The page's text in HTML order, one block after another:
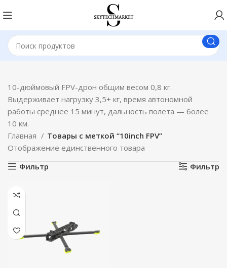
10-дюймовый FPV-дрон общим весом 0,8 кг.
Выдерживает нагрузку 3,5+ кг, время автономной
работы среднее 15 минут, дальность полета — более
10 км.
Главная
Товары с меткой “10inch FPV”
Отображение единственного товара
Фильтр
Фильтр